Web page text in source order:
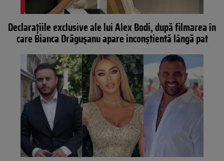
Declarațiile exclusive ale lui Alex Bodi, după filmarea în
care Bianca Drăgușanu apare inconștientă lângă pat